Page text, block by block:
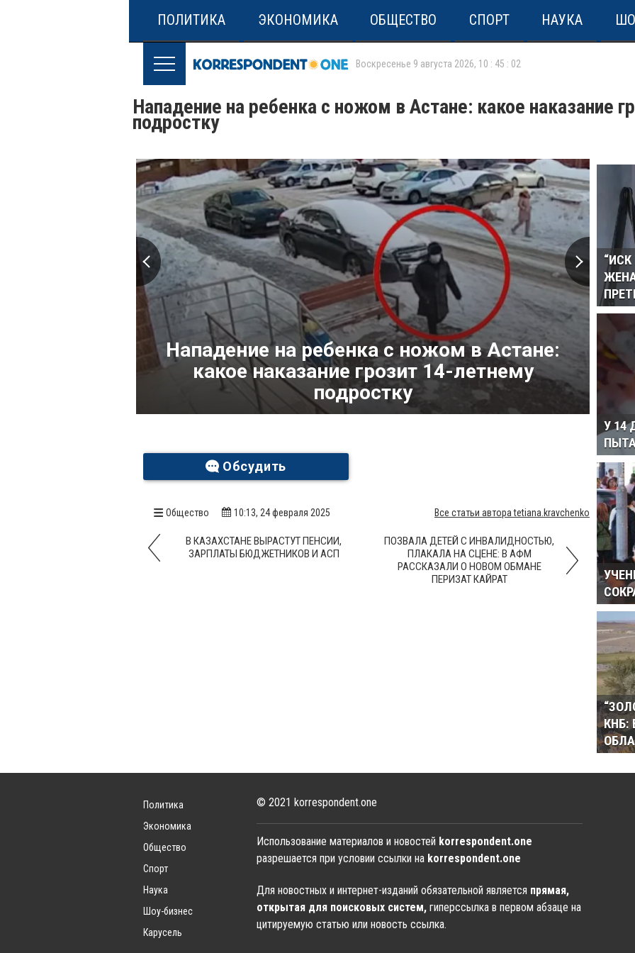
ПОЛИТИКА ЭКОНОМИКА ОБЩЕСТВО СПОРТ НАУКА
Воскресенье 9 августа 2026, 10 : 45 : 02
Нападение на ребенка с ножом в Астане: какое наказание
подростку
Нападение на ребенка с ножом в Астане:
какое наказание грозит 14-летнему
подростку
Обсудить
Общество 10:13, 24 февраля 2025 Все статьи автора tetiana.kravchenko
В КАЗАХСТАНЕ ВЫРАСТУТ ПЕНСИИ,
ЗАРПЛАТЫ БЮДЖЕТНИКОВ И АСП
ПОЗВАЛА ДЕТЕЙ С ИНВАЛИДНОСТЬЮ,
ПЛАКАЛА НА СЦЕНЕ: В АФМ
РАССКАЗАЛИ О НОВОМ ОБМАНЕ
ПЕРИЗАТ КАЙРАТ
У 14
КНБ:
Политика
Экономика
Общество
Спорт
Наука
Шоу-бизнес
Карусель
© 2021 korrespondent.one
Использование материалов и новостей korrespondent.one
разрешается при условии ссылки на korrespondent.one
Для новостных и интернет-изданий обязательной является прямая,
открытая для поисковых систем, гиперссылка в первом абзаце на
цитируемую статью или новость ссылка.